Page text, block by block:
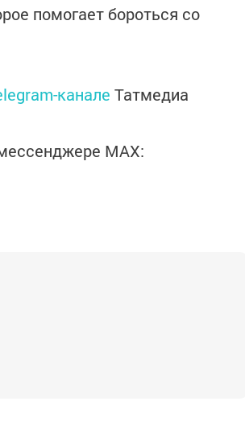
помогает бороться со
канале Татмедиа
MАХ: